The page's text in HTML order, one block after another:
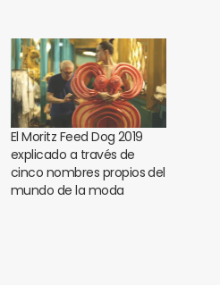
El Moritz Feed Dog 2019
explicado a través de
cinco nombres propios del
mundo de la moda